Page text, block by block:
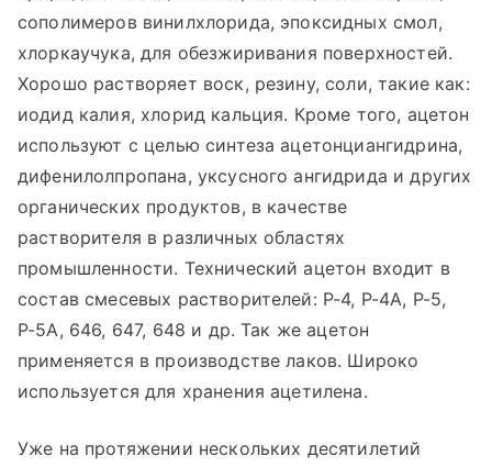
сополимеров винилхлорида, эпоксидных смол,
хлоркаучука, для обезжиривания поверхностей.
Хорошо растворяет воск, резину, соли, такие как:
иодид калия, хлорид кальция. Кроме того, ацетон
используют с целью синтеза ацетонциангидрина,
дифенилолпропана, уксусного ангидрида и других
органических продуктов, в качестве
растворителя в различных областях
промышленности. Технический ацетон входит в
состав смесевых растворителей: Р-4, Р-4А, Р-5,
Р-5А, 646, 647, 648 и др. Так же ацетон
применяется в производстве лаков. Широко
используется для хранения ацетилена.
Уже на протяжении нескольких десятилетий